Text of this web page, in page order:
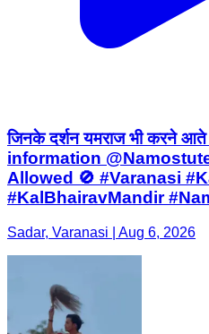
जिनके दर्शन यमराज भी करने
information
Allowed 🚫 #Varanasi
#KalBhairavMandir
Sadar, Varanasi | Aug 6, 2026